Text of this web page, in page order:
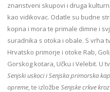
znanstveni skupovi i druga
kao vidikovac. Odatle su budne
kopna i mora te primale dimne i
suradnika s otoka i obale. S vrha
Hrvatsko primorje i otoke Rab,
Gorskog kotara, Učku i Velebit. U
Senjski uskoci i Senjska primorska
opreme, te izložbe Senjske crkve